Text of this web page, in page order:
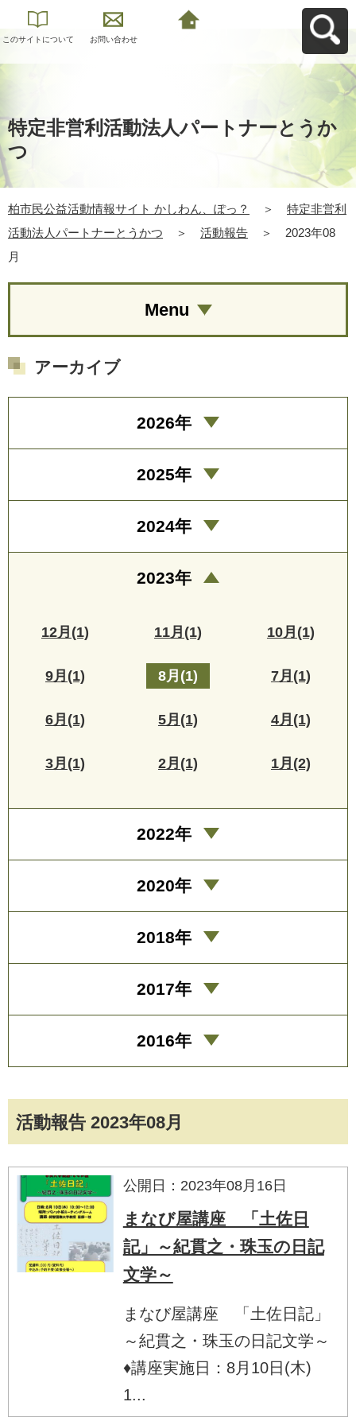
このサイトについて お問い合わせ
特定非営利活動法人パートナーとうか
つ
柏市民公益活動情報サイト かしわん、ぽっ？ ＞
特定非営利
活動法人パートナーとうかつ
＞ 活動報告 ＞
2023年08
月
活動報告 2023年08月
公開日：2023年08月16日
まなび屋講座 「土佐日
記」～紀貫之・珠玉の日記
文学～
まなび屋講座 「土佐日記」
～紀貫之・珠玉の日記文学～
♦講座実施日：8月10日(木)
1...
Menu
アーカイブ
2026年
2025年
2024年
2023年
12月(1) 11月(1) 10月(1)
9月(1) 8月(1) 7月(1)
6月(1) 5月(1) 4月(1)
3月(1) 2月(1) 1月(2)
2022年
2020年
2018年
2017年
2016年